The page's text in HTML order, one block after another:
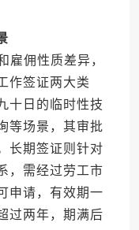
佣性质差异，
作签证两大类
十日的临时性技
等场景，其审批
长期签证则针对
，需经过劳工市
申请，有效期一
过两年，期满后